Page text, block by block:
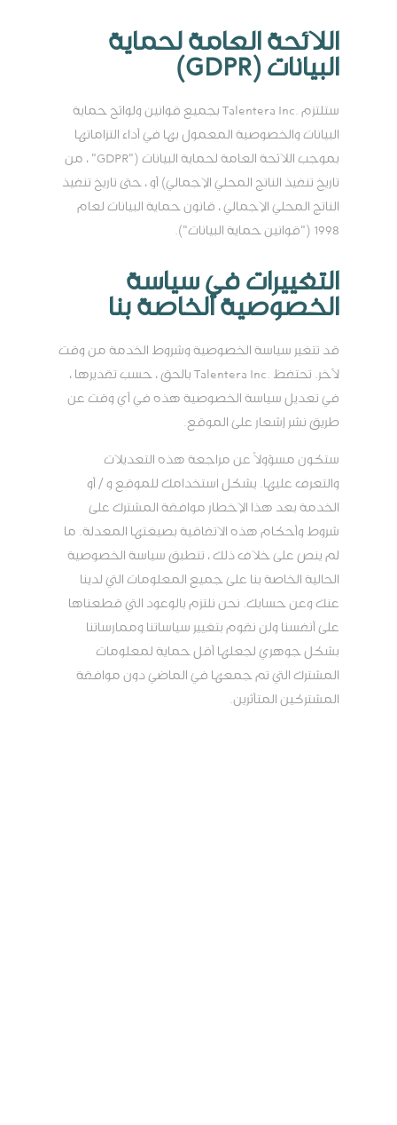
اللائحة العامة لحماية
البيانات (GDPR)
ستلتزم .Talentera Inc بجميع قوانين ولوائح حماية
البيانات والخصوصية المعمول بها في أداء التزاماتها
بموجب اللائحة العامة لحماية البيانات ("GDPR" ، من
تاريخ تنفيذ الناتج المحلي الإجمالي) أو ، حتى تاريخ تنفيذ
الناتج المحلي الإجمالي ، قانون حماية البيانات لعام
1998 ("قوانين حماية البيانات").
التغييرات في سياسة
الخصوصية الخاصة بنا
قد تتغير سياسة الخصوصية وشروط الخدمة من وقت
لآخر. تحتفظ .Talentera Inc بالحق ، حسب تقديرها ،
في تعديل سياسة الخصوصية هذه في أي وقت عن
طريق نشر إشعار على الموقع.
ستكون مسؤولاً عن مراجعة هذه التعديلات
والتعرف عليها. يشكل استخدامك للموقع و / أو
الخدمة بعد هذا الإخطار موافقة المشترك على
شروط وأحكام هذه الاتفاقية بصيغتها المعدلة. ما
لم ينص على خلاف ذلك ، تنطبق سياسة الخصوصية
الحالية الخاصة بنا على جميع المعلومات التي لدينا
عنك وعن حسابك. نحن نلتزم بالوعود التي قطعناها
على أنفسنا ولن نقوم بتغيير سياساتنا وممارساتنا
بشكل جوهري لجعلها أقل حماية لمعلومات
المشترك التي تم جمعها في الماضي دون موافقة
المشتركين المتأثرين.